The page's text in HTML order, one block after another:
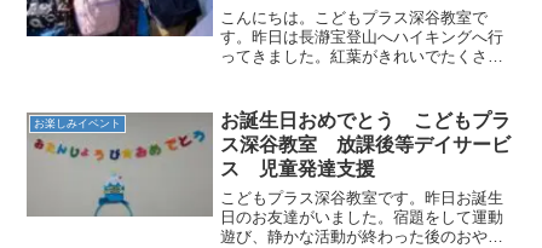
援
こんにちは。こどもプラス深谷教室で
す。昨日は長瀞宝登山へハイキングへ行
ってきました。紅葉がきれいでたくさん
お楽しみイベント
お誕生日おめでとう こどもプラ
ス深谷教室 放課後等デイサービ
ス 児童発達支援
こどもプラス深谷教室です。昨日お誕生
日のお友達がいました。宿題をして運動
遊び、静かな活動が終わった後のおやつ